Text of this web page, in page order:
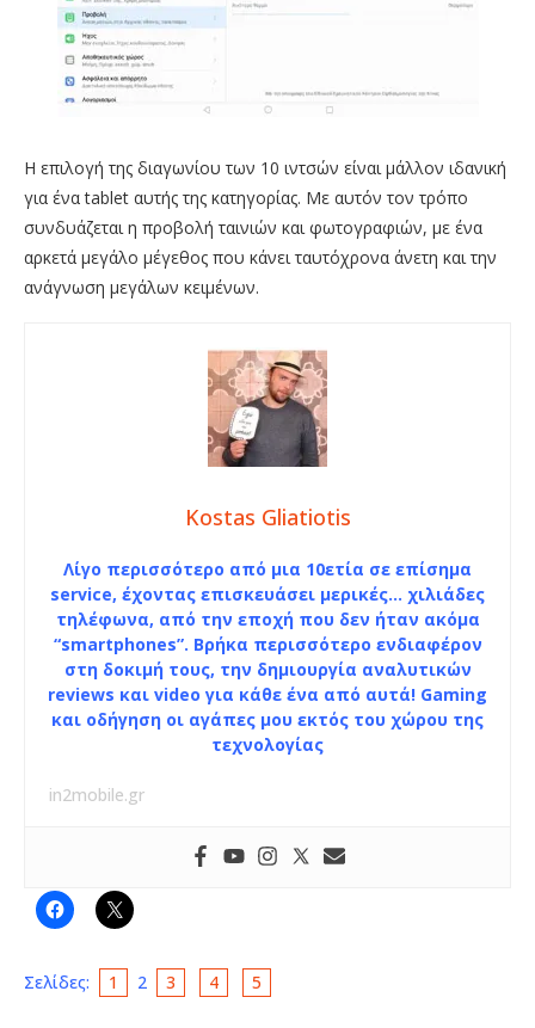
Η επιλογή της διαγωνίου των 10 ιντσών είναι μάλλον ιδανική
για ένα tablet αυτής της κατηγορίας. Με αυτόν τον τρόπο
συνδυάζεται η προβολή ταινιών και φωτογραφιών, με ένα
αρκετά μεγάλο μέγεθος που κάνει ταυτόχρονα άνετη και την
ανάγνωση μεγάλων κειμένων.
Kostas Gliatiotis
Λίγο περισσότερο από μια 10ετία σε επίσημα
service, έχοντας επισκευάσει μερικές… χιλιάδες
τηλέφωνα, από την εποχή που δεν ήταν ακόμα
“smartphones”. Βρήκα περισσότερο ενδιαφέρον
στη δοκιμή τους, την δημιουργία αναλυτικών
reviews και video για κάθε ένα από αυτά! Gaming
και οδήγηση οι αγάπες μου εκτός του χώρου της
τεχνολογίας
in2mobile.gr
Σελίδες: 1 2 3 4 5